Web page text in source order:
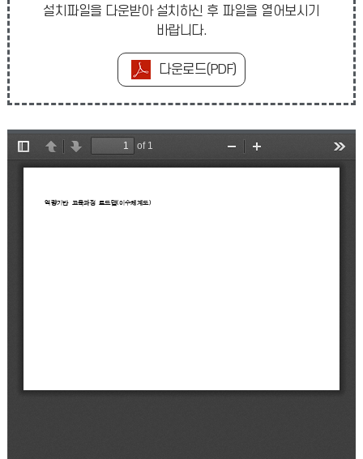
설치파일을 다운받아 설치하신 후 파일을 열어보시기
바랍니다.
다운로드(PDF)